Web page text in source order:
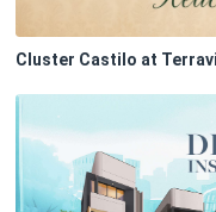
Cluster Castilo at